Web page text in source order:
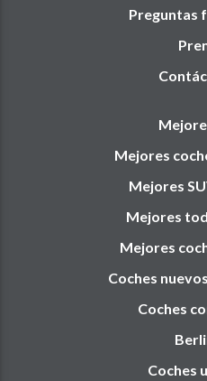
Preguntas
Mejores
Mejores
Mejores
Mejores
Coches
Coches
Coches